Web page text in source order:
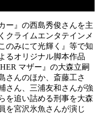
ー』の西島秀俊さんを主
クライムエンタテインメ
のみにて光輝く』等で知
るオリジナル脚本作品
マザー』の大森立嗣
さんのほか、斎藤工さ
さん、三浦友和さんが強
を追い詰める刑事を大森
を宮沢氷魚さんが演じ